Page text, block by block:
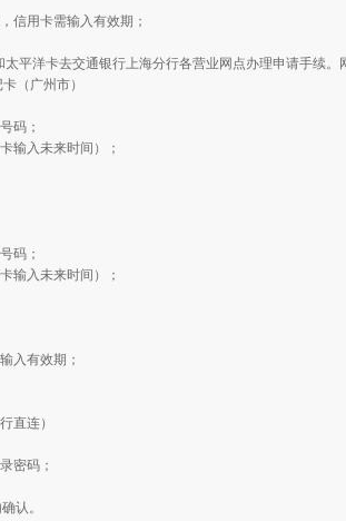
信用卡需输入有效期；
平洋卡去交通银行上海分行各营业网点办理申请手续。
（广州市）
码；
输入未来时间）；
码；
输入未来时间）；
入有效期；
直连）
密码；
认。